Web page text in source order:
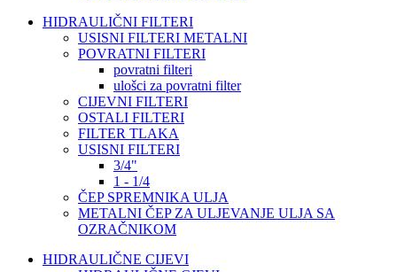
HIDRAULIČNI FILTERI
USISNI FILTERI METALNI
POVRATNI FILTERI
povratni filteri
ulošci za povratni filter
CIJEVNI FILTERI
OSTALI FILTERI
FILTER TLAKA
USISNI FILTERI
3/4"
1 - 1/4
ČEP SPREMNIKA ULJA
METALNI ČEP ZA ULJEVANJE ULJA SA
OZRAČNIKOM
HIDRAULIČNE CIJEVI